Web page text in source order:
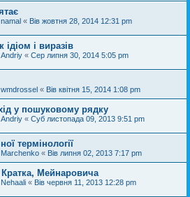
namal « Вів жовтня 28, 2014 12:31 pm
і виразів
Andriy « Сер липня 30, 2014 5:05 pm
wmdrossel « Вів квітня 15, 2014 1:08 pm
у пошуковому рядку
Andriy « Суб листопада 09, 2013 9:51 pm
термінології
Marchenko « Вів липня 02, 2013 7:17 pm
Мейнаровича
Nehaali « Вів червня 11, 2013 12:28 pm